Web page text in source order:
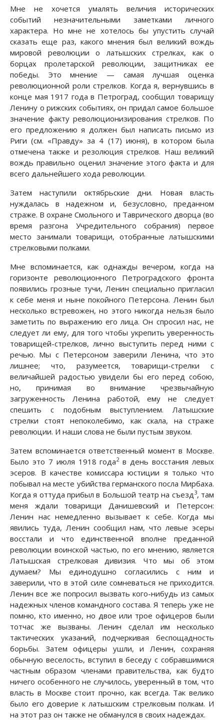
Мне не хочется умалять величия исторических
событий незначительными заметками личного
характера. Но мне не хотелось бы упустить случай
сказать еще раз, какого мнения был великий вождь
мировой революции о латышских стрелках, как о
борцах пролетарской революции, защитниках ее
победы. Это мнение — самая лучшая оценка
революционной роли стрелков. Когда я, вернувшись в
конце мая 1917 года в Петроград, сообщил товарищу
Ленину о рижских событиях, он придал самое большое
значение факту революционизирования стрелков. По
его предложению я должен был написать письмо из
Риги (см. «Правду» за 4 (17) июня), в котором была
отмечена также и резолюция стрелков. Наш великий
вождь правильно оценил значение этого факта и для
всего дальнейшего хода революции.
Затем наступили октябрьские дни. Новая власть
нуждалась в надежном и, безусловно, преданном
страже. В охране Смольного и Таврического дворца (во
время разгона Учредительного собрания) первое
место занимали товарищи, отобранные латышскими
стрелковыми полками.
Мне вспоминается, как однажды вечером, когда на
горизонте революционного Петроградского фронта
появились грозные тучи, Ленин специально пригласил
к себе меня и ныне покойного Петерсона. Ленин был
несколько встревожен, но этого никогда нельзя было
заметить по выражению его лица. Он спросил нас, не
следует ли ему, для того чтобы укрепить уверенность
товарищей-стрелков, лично выступить перед ними с
речью. Мы с Петерсоном заверили Ленина, что это
лишнее; что, разумеется, товарищи-стрелки с
величайшей радостью увидели бы его перед собою,
но, принимая во внимание чрезвычайную
загруженность Ленина работой, ему не следует
спешить с подобным выступлением. Латышские
стрелки стоят непоколебимо, как скала, на страже
революции. И наши слова не были пустым звуком.
Затем вспоминается ответственный момент в Москве.
Было это 7 июля 1918 года2в день восстания левых
эсеров. В качестве комиссара юстиции я только что
побывал на месте убийства германского посла Мирбаха.
Когда я оттуда прибыл в Большой театр на съезд 3, там
меня ждали товарищи Данишевский и Петерсон:
Ленин нас немедленно вызывает к себе. Когда мы
явились туда, Ленин сообщил нам, что левые эсеры
восстали и что единственной вполне преданной
революции воинской частью, по его мнению, является
Латышская стрелковая дивизия. Что мы об этом
думаем? Мы единодушно согласились с ним и
заверили, что в этой силе сомневаться не приходится.
Ленин все же попросил вызвать кого-нибудь из самых
надежных членов командного состава. Я теперь уже не
помню, кто именно, но двое или трое офицеров были
тотчас же вызваны. Ленин сделал им несколько
тактических указаний, подчеркивая беспощадность
борьбы. Затем офицеры ушли, и Ленин, сохраняя
обычную веселость, вступил в беседу с собравшимися
частным образом членами правительства, как будто
ничего особенного не случилось, уверенный в том, что
власть в Москве стоит прочно, как всегда. Так велико
было его доверие к латышским стрелковым полкам. И
на этот раз он также не обманулся в своих надеждах.